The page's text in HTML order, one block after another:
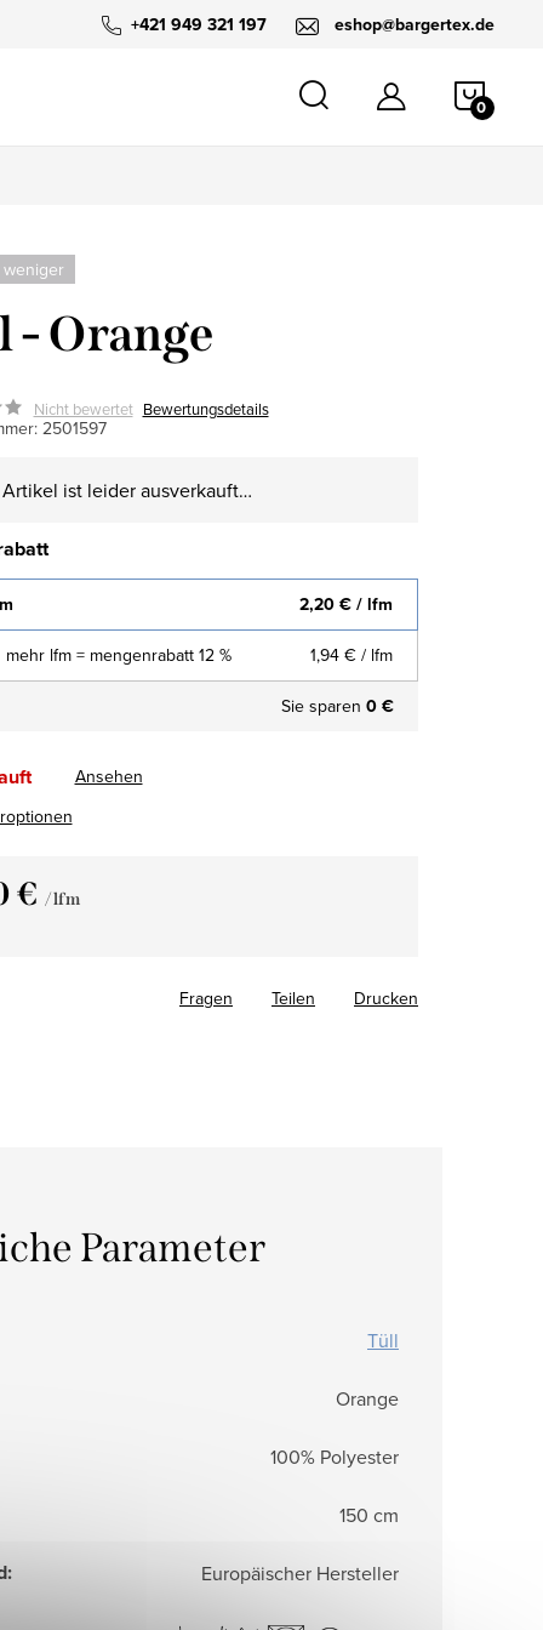
+421 949 321 197 eshop@bargertex.de
- Orange
Nicht bewertet Bewertungsdetails
2501597
ist leider ausverkauft…
2,20 € / lfm
lfm = mengenrabatt 12 % 1,94 € / lfm
Sie sparen 0 €
Ansehen
€ / lfm
Drucken
Fragen Teilen
Parameter
Tüll
Orange
100% Polyester
150 cm
: Europäischer Hersteller